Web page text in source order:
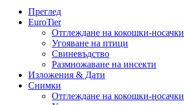
Преглед
EuroTier
Отглеждане на кокошки-носачки
Угояване на птици
Свиневъдство
Размножаване на инсекти
Изложения & Дати
Снимки
Отглеждане на кокошки-носачки